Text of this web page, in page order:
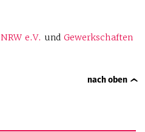
e.V. und Gewerkschaften
nach oben